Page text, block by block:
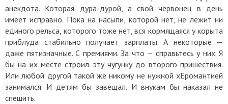
анекдота. Которая дура-дурой, а свой червонец в день
имеет исправно. Пока на насыпи, которой нет, не лежит ни
единого рельса, которого тоже нет, вся кормящаяся у корыта
приблуда стабильно получает зарплаты. А некоторые —
даже пятизначные. С премиями. За что — справьтесь у них. Я
бы на их месте строил эту чугунку до второго пришествия.
Или любой другой такой же никому не нужной хЕромантией
занимался. И детям бы завещал. И внукам бы наказал не
спешить.